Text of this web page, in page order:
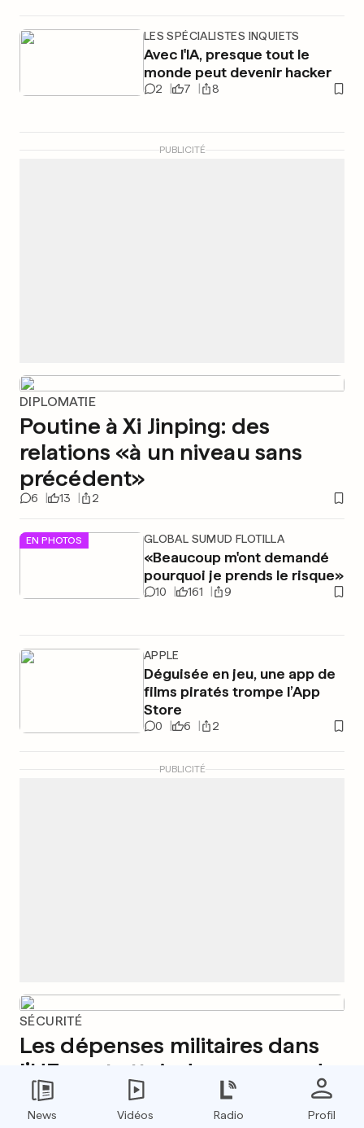
LES SPÉCIALISTES INQUIETS
Avec l'IA, presque tout le
monde peut devenir hacker
2 7 8
PUBLICITÉ
DIPLOMATIE
Poutine à Xi Jinping: des
relations «à un niveau sans
précédent»
6 13 2
EN PHOTOS GLOBAL SUMUD FLOTILLA
«Beaucoup m'ont demandé
pourquoi je prends le risque»
10 161 9
APPLE
Déguisée en jeu, une app de
films piratés trompe l’App
Store
0 6 2
PUBLICITÉ
SÉCURITÉ
Les dépenses militaires dans
l’UE vont atteindre un record
News Vidéos Radio Profil